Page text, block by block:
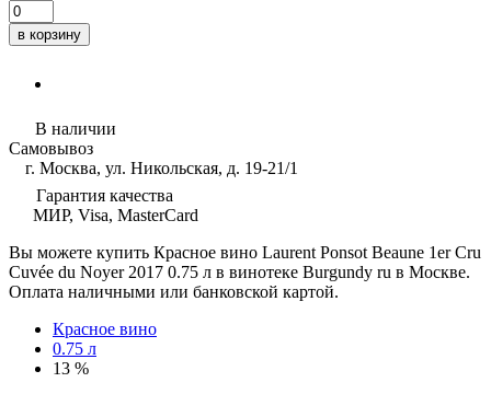
в корзину
В наличии
Самовывоз
г. Москва, ул. Никольская, д. 19-21/1
Гарантия качества
МИР, Visa, MasterCard
Вы можете купить Красное вино Laurent Ponsot Beaune 1er Cru
Cuvée du Noyer 2017 0.75 л в винотеке Burgundy ru в Москве.
Оплата наличными или банковской картой.
Красное вино
0.75 л
13 %